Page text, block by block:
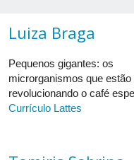
por que a
Luiza Braga
Pequenos gigantes: os
microrganismos que estão
revolucionando o café
Currículo Lattes